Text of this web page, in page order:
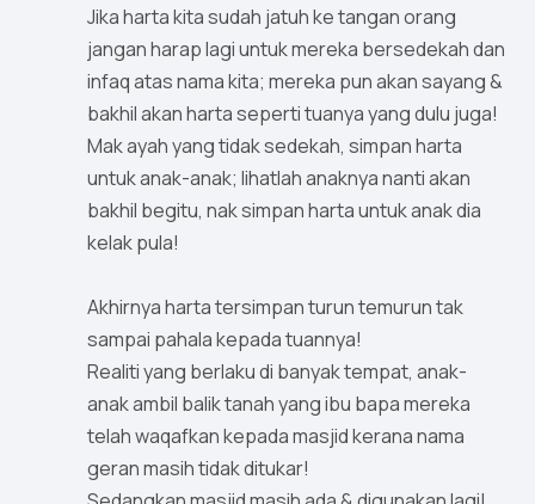
Jika harta kita sudah jatuh ke tangan orang
jangan harap lagi untuk mereka bersedekah dan
infaq atas nama kita; mereka pun akan sayang &
bakhil akan harta seperti tuanya yang dulu juga!
Mak ayah yang tidak sedekah, simpan harta
untuk anak-anak; lihatlah anaknya nanti akan
bakhil begitu, nak simpan harta untuk anak dia
kelak pula!
Akhirnya harta tersimpan turun temurun tak
sampai pahala kepada tuannya!
Realiti yang berlaku di banyak tempat, anak-
anak ambil balik tanah yang ibu bapa mereka
telah waqafkan kepada masjid kerana nama
geran masih tidak ditukar!